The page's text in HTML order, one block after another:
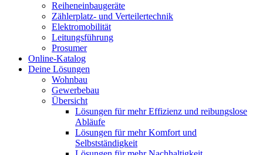
Reiheneinbaugeräte
Zählerplatz- und Verteilertechnik
Elektromobilität
Leitungsführung
Prosumer
Online-Katalog
Deine Lösungen
Wohnbau
Gewerbebau
Übersicht
Lösungen für mehr Effizienz und reibungslose
Abläufe
Lösungen für mehr Komfort und
Selbstständigkeit